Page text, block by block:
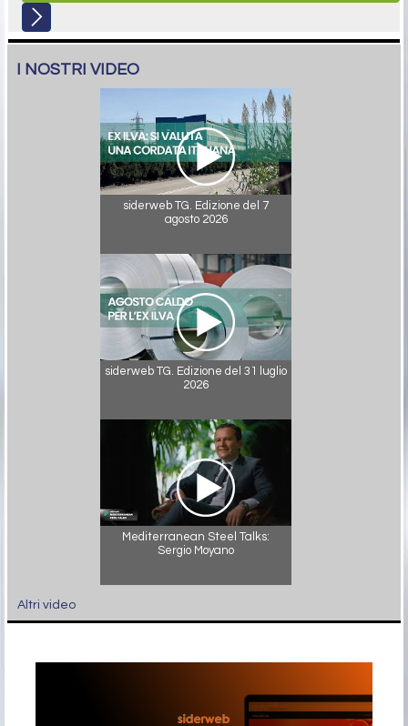
I NOSTRI VIDEO
siderweb TG. Edizione del 7
agosto 2026
siderweb TG. Edizione del 31 luglio
2026
Mediterranean Steel Talks:
Sergio Moyano
Altri video